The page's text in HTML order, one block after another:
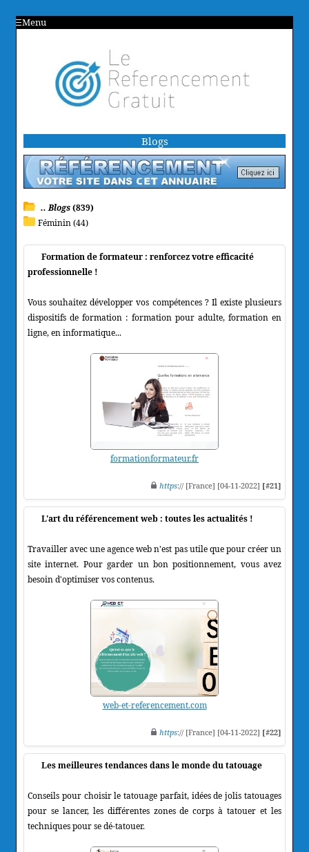
Menu
Blogs
.. Blogs(839)
Féminin (44)
Formation de formateur : renforcez votre efficacité
professionnelle !
Vous souhaitez développer vos compétences ? Il existe plusieurs
dispositifs de formation : formation pour adulte, formation en
ligne, en informatique...
formationformateur.fr
https:// [France] [04-11-2022] [#21]
L'art du référencement web : toutes les actualités !
Travailler avec une agence web n'est pas utile que pour créer un
site internet. Pour garder un bon positionnement, vous avez
besoin d'optimiser vos contenus.
web-et-referencement.com
https:// [France] [04-11-2022] [#22]
Les meilleures tendances dans le monde du tatouage
Conseils pour choisir le tatouage parfait, idées de jolis tatouages
pour se lancer, les différentes zones de corps à tatouer et les
techniques pour se dé-tatouer.